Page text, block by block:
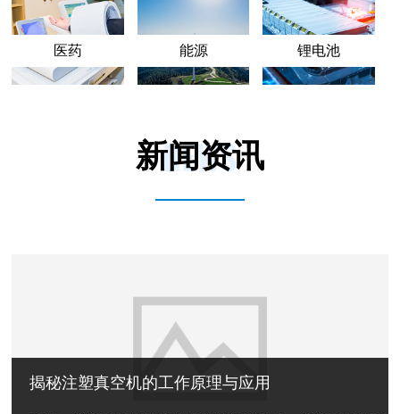
医药 能源 锂电池
新闻资讯
NEWS
揭秘注塑真空机的工作原理与应用